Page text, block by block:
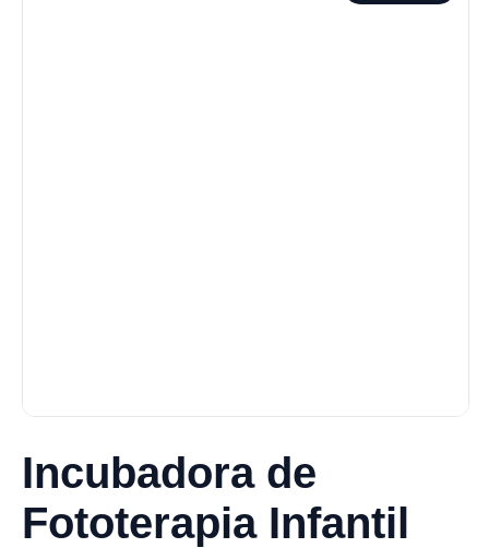
Incubadora de
Fototerapia Infantil